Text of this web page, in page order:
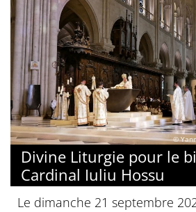
©
Divine Liturgie pour le
Cardinal Iuliu Hossu
Le dimanche 21 septembre